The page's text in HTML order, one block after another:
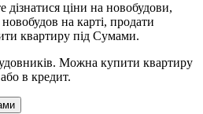
ціни на новобудови,
на карті, продати
квартиру під Сумами.
Можна купити квартиру
в кредит.